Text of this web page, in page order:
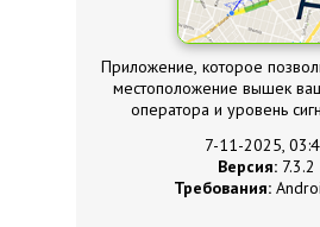
Приложение, которое
местоположение вышек
оператора и уровень
7-11-2025,
Версия: 7.3.2
Требования: